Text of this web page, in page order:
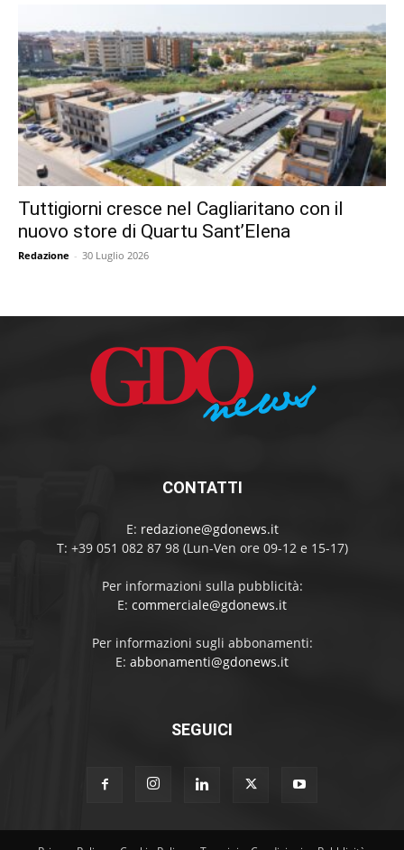
Tuttigiorni cresce nel Cagliaritano con il
nuovo store di Quartu Sant’Elena
Redazione - 30 Luglio 2026
CONTATTI
E: redazione@gdonews.it
T: +39 051 082 87 98 (Lun-Ven ore 09-12 e 15-17)
Per informazioni sulla pubblicità:
E: commerciale@gdonews.it
Per informazioni sugli abbonamenti:
E: abbonamenti@gdonews.it
SEGUICI